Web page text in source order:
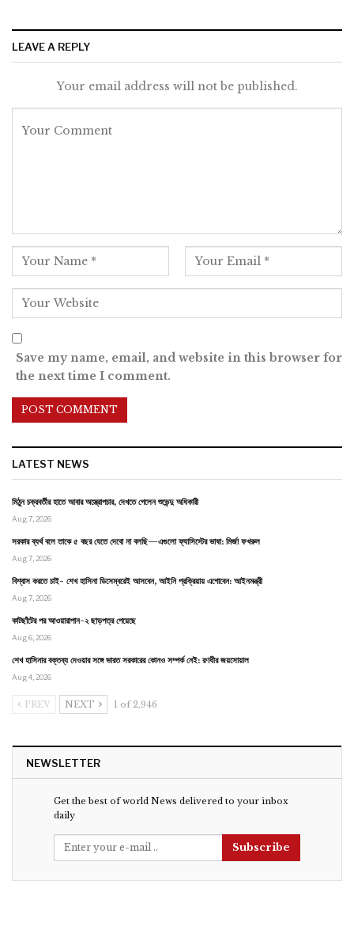
LEAVE A REPLY
Your email address will not be published.
Save my name, email, and website in this browser for
the next time I comment.
LATEST NEWS
মিঠুন চক্রবর্তীর হাতে আবার অস্ত্রোপচার, দেখতে গেলেন শুভেন্দু অধিকারী
Aug 7, 2026
সরকার ব্যর্থ বলে তাকে ৫ বছর যেতে দেবো না বলছি—এগুলো ফ্যাসিস্টের ভাষা: মির্জা ফখরুল
Aug 7, 2026
বিশ্বাস করতে চাই- শেখ হাসিনা ডিসেম্বরেই আসবেন, আইনি প্রক্রিয়ায় এগোবেন: আইনমন্ত্রী
Aug 7, 2026
কাটছাঁটের পর আওয়ারাপান-২ ছাড়পত্র পেয়েছে
Aug 6, 2026
শেখ হাসিনার বক্তব্য দেওয়ার সঙ্গে ভারত সরকারের কোনও সম্পর্ক নেই: রণধীর জয়সোয়াল
Aug 4, 2026
PREV NEXT 1 of 2,946
NEWSLETTER
Get the best of world News delivered to your inbox
daily
Subscribe